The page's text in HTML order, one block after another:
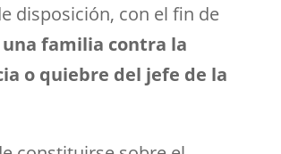
disposición, con el fin de
familia contra la
o quiebre del jefe de la